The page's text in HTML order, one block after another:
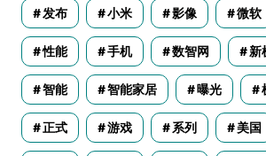
发布 小米 影像 微软
性能 手机 数智网 新
智能 智能家居 曝光
正式 游戏 系列 美国